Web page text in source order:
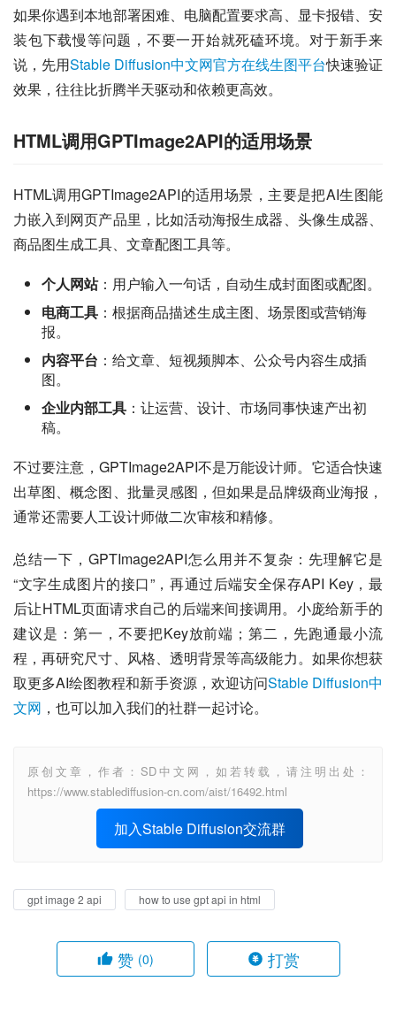
如果你遇到本地部署困难、电脑配置要求高、显卡报错、安
装包下载慢等问题，不要一开始就死磕环境。对于新手来
说，先用Stable Diffusion中文网官方在线生图平台快速验证
效果，往往比折腾半天驱动和依赖更高效。
HTML调用GPTImage2API的适用场景
HTML调用GPTImage2API的适用场景，主要是把AI生图能
力嵌入到网页产品里，比如活动海报生成器、头像生成器、
商品图生成工具、文章配图工具等。
个人网站：用户输入一句话，自动生成封面图或配图。
电商工具 ：根据商品描述生成主图、场景图或营销海
报。
内容平台 ：给文章、短视频脚本、公众号内容生成插
图。
企业内部工具 ：让运营、设计、市场同事快速产出初
稿。
不过要注意，GPTImage2API不是万能设计师。它适合快速
出草图、概念图、批量灵感图，但如果是品牌级商业海报，
通常还需要人工设计师做二次审核和精修。
总结一下，GPTImage2API怎么用并不复杂：先理解它是
“文字生成图片的接口”，再通过后端安全保存API Key，最
后让HTML页面请求自己的后端来间接调用。小庞给新手的
建议是：第一，不要把Key放前端；第二，先跑通最小流
程，再研究尺寸、风格、透明背景等高级能力。如果你想获
取更多AI绘图教程和新手资源，欢迎访问Stable Diffusion中
文网 ，也可以加入我们的社群一起讨论。
原创文章，作者：SD中文网，如若转载，请注明出处：
https://www.stablediffusion-cn.com/aist/16492.html
加入Stable Diffusion交流群
gpt image 2 api how to use gpt api in html
赞 (0) 打赏